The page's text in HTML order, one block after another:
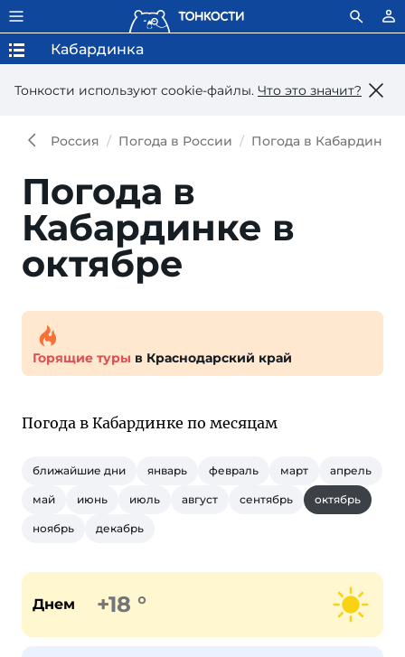
Тонкости используют сookie-файлы. Что это значит?
Кабардинка
Россия Погода в России Погода в Кабардинке
Погода в
Кабардинке в
октябре
Горящие туры в Краснодарский край
Погода в Кабардинке по месяцам
ближайшие дни январь февраль март апрель
май июнь июль август сентябрь октябрь
ноябрь декабрь
Днем +18 °